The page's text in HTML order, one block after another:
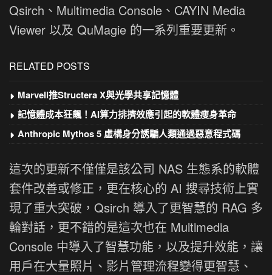
Qsirch、Multimedia Console、CAYIN Media
Viewer 以及 QuMagie 的一系列重要更新。
RELATED POSTS
Marvell推Structera X與光學共享記憶體
記憶體成本狂飆！AI算力排擠效應引起的軟體瘦身革命
Anthropic Mythos 5 虛構身分誘騙人類通過惡意程式碼
這次的更新不僅僅是該公司 NAS 生態系的軟體
套件改善或修正，更在核心的 AI 搜尋技術上實
現了重大突破，Qsirch 導入了更智慧的 RAG 多
輪對話，更不錯的是這次也在 Multimedia
Console 中導入了智慧功能，以及提升效能，讓
用戶在大量照片、影片管理流程變得更智慧、